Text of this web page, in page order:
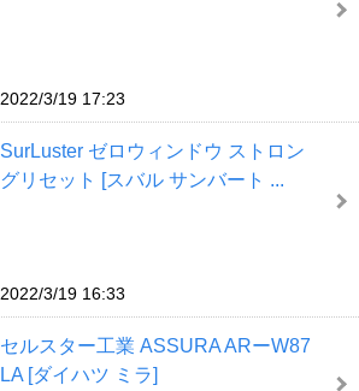
2022/3/19 17:23
SurLuster ゼロウィンドウ ストロン
グリセット [スバル サンバート ...
2022/3/19 16:33
セルスター工業 ASSURA ARーW87
LA [ダイハツ ミラ]